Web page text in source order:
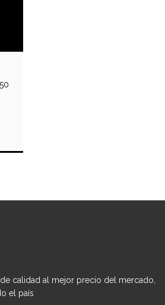
calidad al mejor precio del mercado,
el país